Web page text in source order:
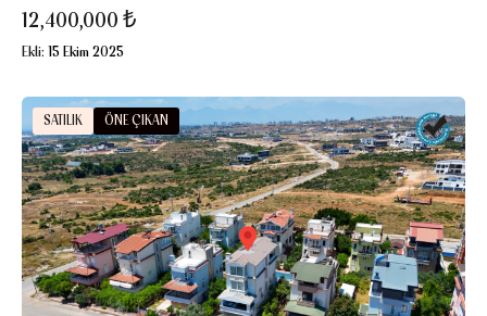
12,400,000 ₺
Ekli: 15 Ekim 2025
SATILIK ÖNE ÇIKAN